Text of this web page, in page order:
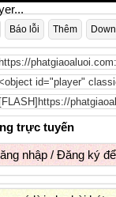
Báo lỗi Thêm
trực tuyến
nhập/Đăng ký